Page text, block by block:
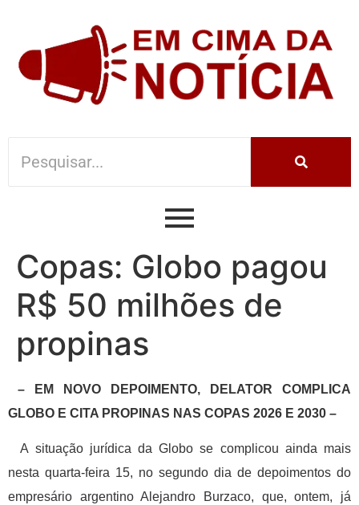
Copas: Globo pagou
R$ 50 milhões de
propinas
– EM NOVO DEPOIMENTO, DELATOR COMPLICA
GLOBO E CITA PROPINAS NAS COPAS 2026 E 2030 –
A situação jurídica da Globo se complicou ainda mais
nesta quarta-feira 15, no segundo dia de depoimentos do
empresário argentino Alejandro Burzaco, que, ontem, já